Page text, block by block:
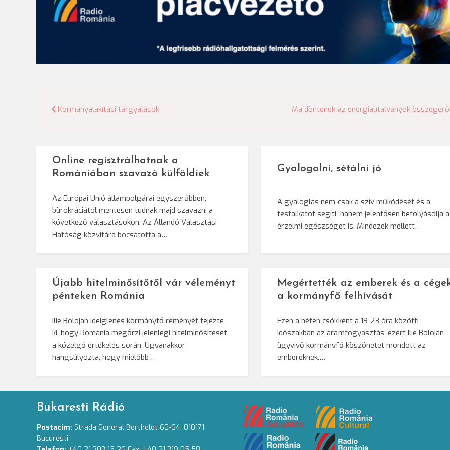
Bejegyzés
Kormányalakítási tárgyalások Ma döntenek az energiautalványok
Online regisztrálhatnak a
Romániában szavazó külföldiek
Az Európai Unió állampolgárai egyszerűbben,
bürokráciától mentesen tudnak majd szavazni a
következő választásokon. Az Állandó Választási
Hatóság közvitára bocsátotta a…
Gyalogolni, sétálni jó
A gyaloglás nem csak a szív működését és a
testalkatot segíti, hanem jelentősen befolyásolja
érzelmi egészséget is. Mindezek mellett…
Újabb hitelminősítőtől vár véleményt
pénteken Románia
Ilie Bolojan ideiglenes kormányfő reményét fejezte
ki, hogy Románia megőrzi jelenlegi hitelminősítését
a közelgő értékelés során. Ugyanakkor
hangsúlyozta, hogy mielőbb…
Megértették az emberek és a
a kormányfő felhívását
Ezen a héten csökkent a 19-23 óra közötti
időszakban az áramfogyasztás, ezért Ilie Bolojan
ügyvivő kormányfő köszönetet mondott az
embereknek,…
Bukaresti Rádió
Postacím: Strada General Berthelot 60-64. 010171
Bucuresti